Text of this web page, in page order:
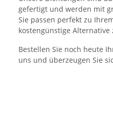
gefertigt und werden mit
Sie passen perfekt zu
kostengünstige
Bestellen Sie noch heute
uns und überzeugen Sie